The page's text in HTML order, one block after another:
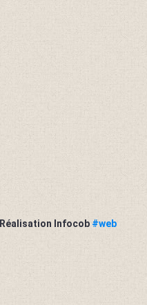
Réalisation Infocob#web